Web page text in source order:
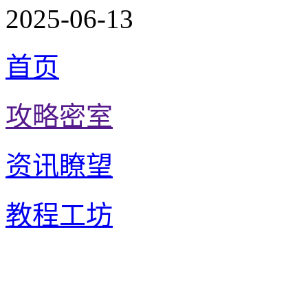
2025-06-13
首页
攻略密室
资讯瞭望
教程工坊